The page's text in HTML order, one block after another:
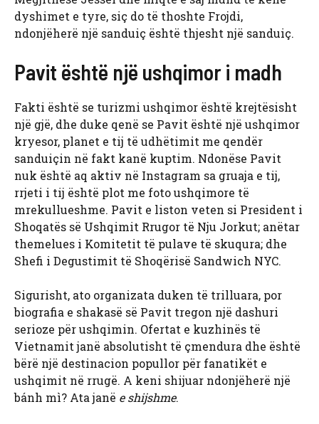
dyshimet e tyre, siç do të thoshte Frojdi,
ndonjëherë një sanduiç është thjesht një sanduiç.
Pavit është një ushqimor i madh
Fakti është se turizmi ushqimor është krejtësisht
një gjë, dhe duke qenë se Pavit është një ushqimor
kryesor, planet e tij të udhëtimit me qendër
sanduiçin në fakt kanë kuptim. Ndonëse Pavit
nuk është aq aktiv në Instagram sa gruaja e tij,
rrjeti i tij është plot me foto ushqimore të
mrekullueshme. Pavit e liston veten si President i
Shoqatës së Ushqimit Rrugor të Nju Jorkut; anëtar
themelues i Komitetit të pulave të skuqura; dhe
Shefi i Degustimit të Shoqërisë Sandwich NYC.
Sigurisht, ato organizata duken të trilluara, por
biografia e shakasë së Pavit tregon një dashuri
serioze për ushqimin. Ofertat e kuzhinës të
Vietnamit janë absolutisht të çmendura dhe është
bërë një destinacion popullor për fanatikët e
ushqimit në rrugë. A keni shijuar ndonjëherë një
bánh mì? Ata janë e shijshme.